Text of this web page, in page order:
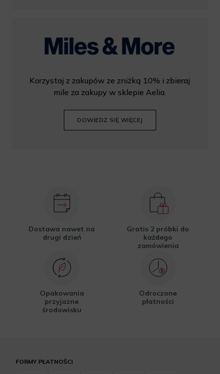
Korzystaj z zakupów ze zniżką 10% i zbieraj
mile za zakupy w sklepie Aelia.
DOWIEDZ SIĘ WIĘCEJ
Dostawa nawet na
drugi dzień
Gratis 2 próbki do
każdego
zamówienia
Opakowania
przyjazne
środowisku
Odroczone
płatności
FORMY PŁATNOŚCI